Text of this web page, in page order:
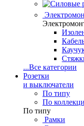
...Все категории
Розетки
и выключатели
По типу
По
По типу
Рамки